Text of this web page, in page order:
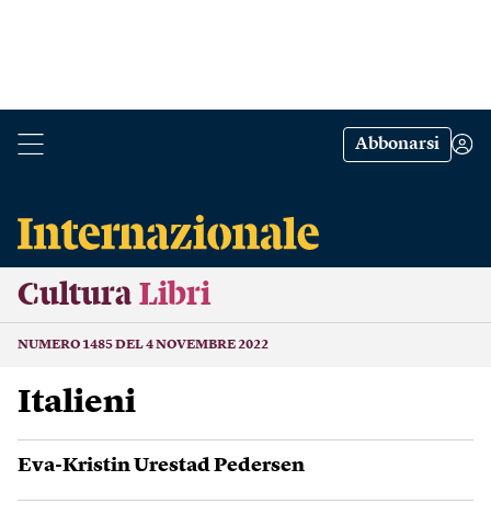
Abbonarsi
Cultura Libri
NUMERO 1485 DEL 4 NOVEMBRE 2022
Italieni
Eva-Kristin Urestad Pedersen